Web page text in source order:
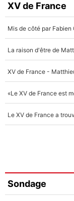
XV de France
Sondage